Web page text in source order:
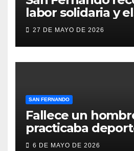
labor solidaria y el
compromiso
San Fernando
27 DE MAYO DE 2026
SAN FERNANDO
Fallece un
practicaba
gimnasio de San
6 DE MAYO DE 2026